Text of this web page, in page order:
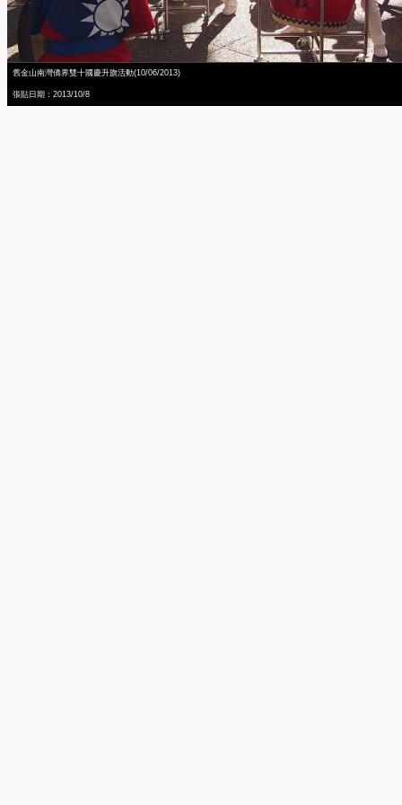
舊金山南灣僑界雙十國慶升旗活動(10/06/2013)
張貼日期：2013/10/8